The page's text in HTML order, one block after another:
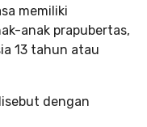
memiliki
anak prapubertas,
13 tahun atau
dengan